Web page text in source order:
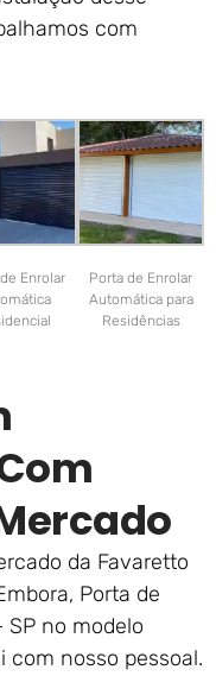
com
Enrolar
Porta de Enrolar
Automática para
Residências
da Favaretto
Porta de
no modelo
nosso pessoal.